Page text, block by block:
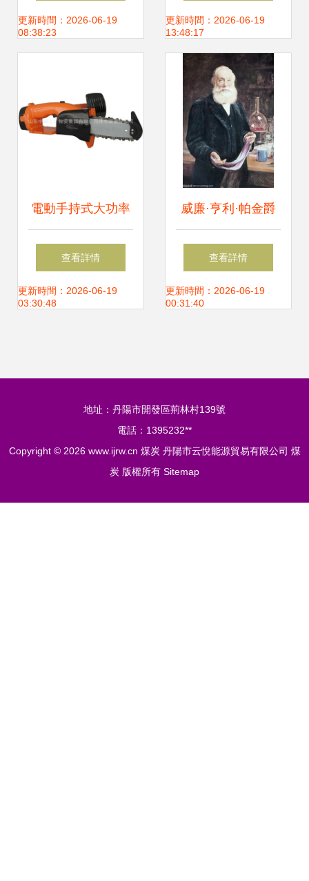
公司煤炭實景展示
更新時間：2026-06-19
08:38:23
廠直銷探秘 煤炭行
業的工業協同效應
更新時間：2026-06-19
13:48:17
電動手持式大功率
充電鏈鋸 便攜與動
力的完美結合——
司新品解析
查看詳情
更新時間：2026-06-19
03:30:48
威廉·亨利·帕金爵
士 從煤炭焦油中誕
生的現代有機化學
查看詳情
更新時間：2026-06-19
00:31:40
地址：丹陽市開發區荊林村139號
電話：1395232**
Copyright © 2026 www.ijrw.cn 煤炭 丹陽市云悅能源貿易有限公司 煤
炭 版權所有 Sitemap